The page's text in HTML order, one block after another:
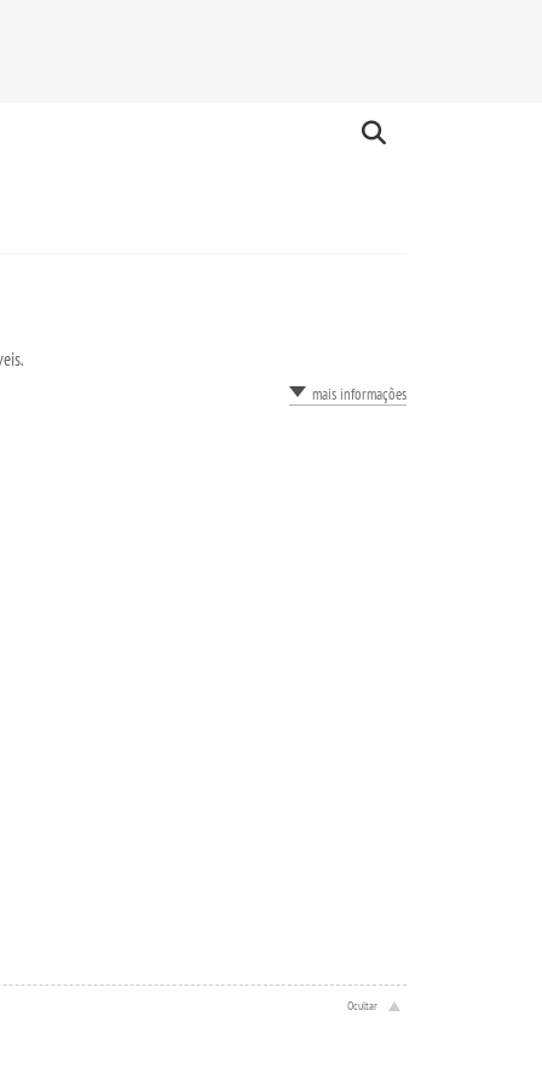
mais informações